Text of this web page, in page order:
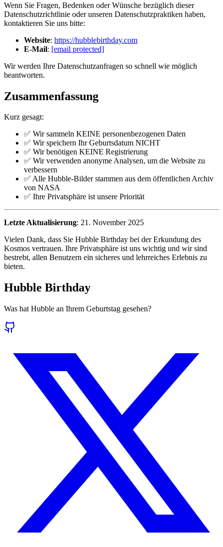
Wenn Sie Fragen, Bedenken oder Wünsche bezüglich dieser
Datenschutzrichtlinie oder unseren Datenschutzpraktiken haben,
kontaktieren Sie uns bitte:
Website: https://hubblebirthday.com
E-Mail: [email protected]
Wir werden Ihre Datenschutzanfragen so schnell wie möglich
beantworten.
Zusammenfassung
Kurz gesagt:
✅ Wir sammeln KEINE personenbezogenen Daten
✅ Wir speichern Ihr Geburtsdatum NICHT
✅ Wir benötigen KEINE Registrierung
✅ Wir verwenden anonyme Analysen, um die Website zu
verbessern
✅ Alle Hubble-Bilder stammen aus dem öffentlichen Archiv
von NASA
✅ Ihre Privatsphäre ist unsere Priorität
Letzte Aktualisierung: 21. November 2025
Vielen Dank, dass Sie Hubble Birthday bei der Erkundung des
Kosmos vertrauen. Ihre Privatsphäre ist uns wichtig und wir sind
bestrebt, allen Benutzern ein sicheres und lehrreiches Erlebnis zu
bieten.
Hubble Birthday
Was hat Hubble an Ihrem Geburtstag gesehen?